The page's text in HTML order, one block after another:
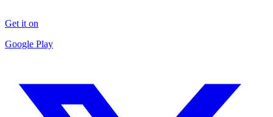
Get it on
Google Play